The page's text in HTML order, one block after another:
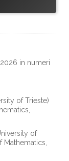
in numeri
of Trieste)
of
Mathematics,